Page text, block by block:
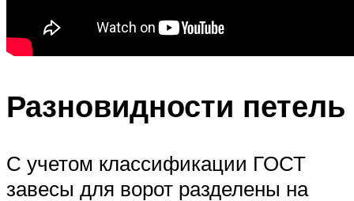
Разновидности петель
С учетом классификации ГОСТ
завесы для ворот разделены на